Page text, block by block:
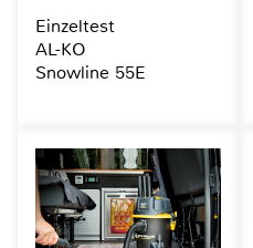
Einzeltest
AL-KO
Snowline 55E